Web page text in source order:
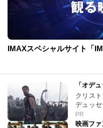
IMAXスペシャルサイト「
「オデ
クリス
デュッセ
PR
映画ファ